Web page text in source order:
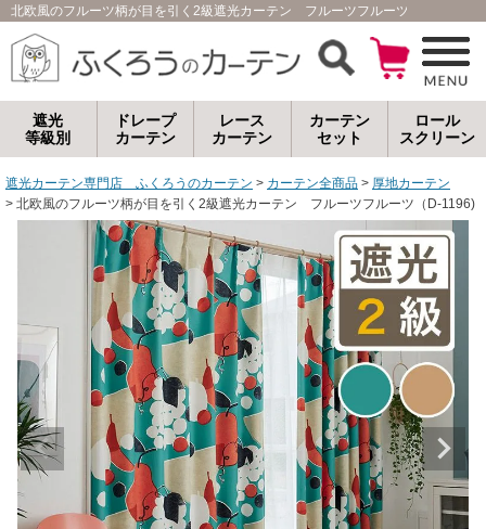
北欧風のフルーツ柄が目を引く2級遮光カーテン フルーツフルーツ（D-1196)
遮光
等級別
ドレープ
カーテン
レース
カーテン
カーテン
セット
ロール
スクリーン
遮光カーテン専門店 ふくろうのカーテン カーテン全商品
厚地カーテン
北欧風のフルーツ柄が目を引く2級遮光カーテン フルーツフルーツ（D-1196)